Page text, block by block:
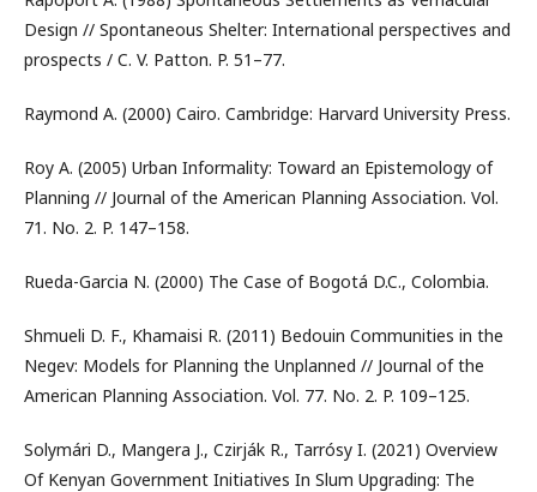
Design // Spontaneous Shelter: International perspectives and
prospects / C. V. Patton. P. 51–77.
Raymond A. (2000) Cairo. Cambridge: Harvard University Press.
Roy A. (2005) Urban Informality: Toward an Epistemology of
Planning // Journal of the American Planning Association. Vol.
71. No. 2. P. 147–158.
Rueda-Garcia N. (2000) The Case of Bogotá D.C., Colombia.
Shmueli D. F., Khamaisi R. (2011) Bedouin Communities in the
Negev: Models for Planning the Unplanned // Journal of the
American Planning Association. Vol. 77. No. 2. P. 109–125.
Solymári D., Mangera J., Czirják R., Tarrósy I. (2021) Overview
Of Kenyan Government Initiatives In Slum Upgrading: The